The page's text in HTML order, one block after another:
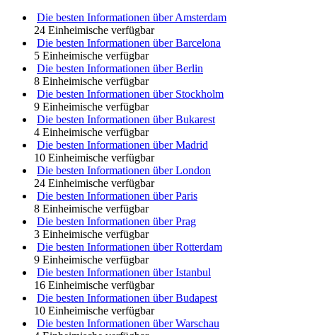
Die besten Informationen über Amsterdam
24 Einheimische verfügbar
Die besten Informationen über Barcelona
5 Einheimische verfügbar
Die besten Informationen über Berlin
8 Einheimische verfügbar
Die besten Informationen über Stockholm
9 Einheimische verfügbar
Die besten Informationen über Bukarest
4 Einheimische verfügbar
Die besten Informationen über Madrid
10 Einheimische verfügbar
Die besten Informationen über London
24 Einheimische verfügbar
Die besten Informationen über Paris
8 Einheimische verfügbar
Die besten Informationen über Prag
3 Einheimische verfügbar
Die besten Informationen über Rotterdam
9 Einheimische verfügbar
Die besten Informationen über Istanbul
16 Einheimische verfügbar
Die besten Informationen über Budapest
10 Einheimische verfügbar
Die besten Informationen über Warschau